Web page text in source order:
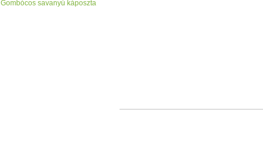
Gombócos savanyú káposzta